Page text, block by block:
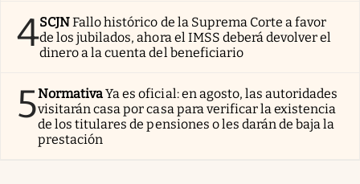
4SCJNFallo histórico de la Suprema Corte a favor
de los jubilados, ahora el IMSS deberá devolver el
dinero a la cuenta del beneficiario
5NormativaYa es oficial: en agosto, las autoridades
visitarán casa por casa para verificar la existencia
de los titulares de pensiones o les darán de baja la
prestación